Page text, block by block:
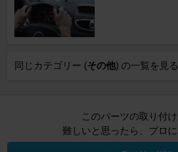
同じカテゴリー (その他) の一覧を見る
このパーツの取り付
難しいと思ったら、プロに